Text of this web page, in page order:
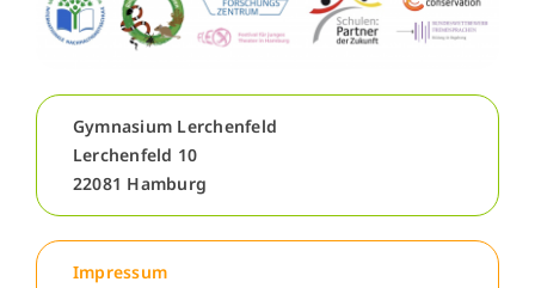
Gymnasium Lerchenfeld
Lerchenfeld 10
22081 Hamburg
Impressum